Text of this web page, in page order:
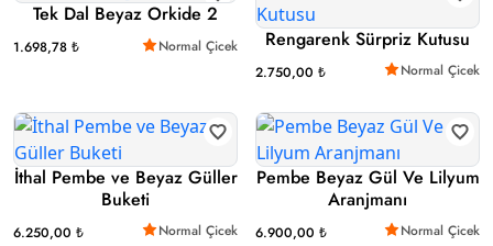
Tek Dal Beyaz Orkide 2
1.698,78 ₺ Normal Çicek Rengarenk Sürpriz Kutusu
2.750,00 ₺ Normal Çicek
İthal Pembe ve Beyaz Güller
Buketi
6.250,00 ₺ Normal Çicek
Pembe Beyaz Gül Ve Lilyum
Aranjmanı
6.900,00 ₺ Normal Çicek